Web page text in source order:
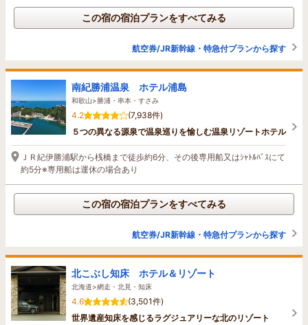
この宿の宿泊プランをすべてみる
航空券/JR新幹線・特急付プランから探す
南紀勝浦温泉 ホテル浦島
和歌山>勝浦・串本・すさみ
4.2
(7,938件)
５つの異なる源泉で温泉巡りを愉しむ温泉リゾートホテル
ＪＲ紀伊勝浦駅から桟橋まで徒歩約6分、その後専用船又はｼｬﾄﾙﾊﾞｽにて
約5分※専用船は運休の場合あり
この宿の宿泊プランをすべてみる
航空券/JR新幹線・特急付プランから探す
北こぶし知床 ホテル＆リゾート
北海道>網走・北見・知床
4.6
(3,501件)
世界遺産知床を感じるラグジュアリーな北のリゾート